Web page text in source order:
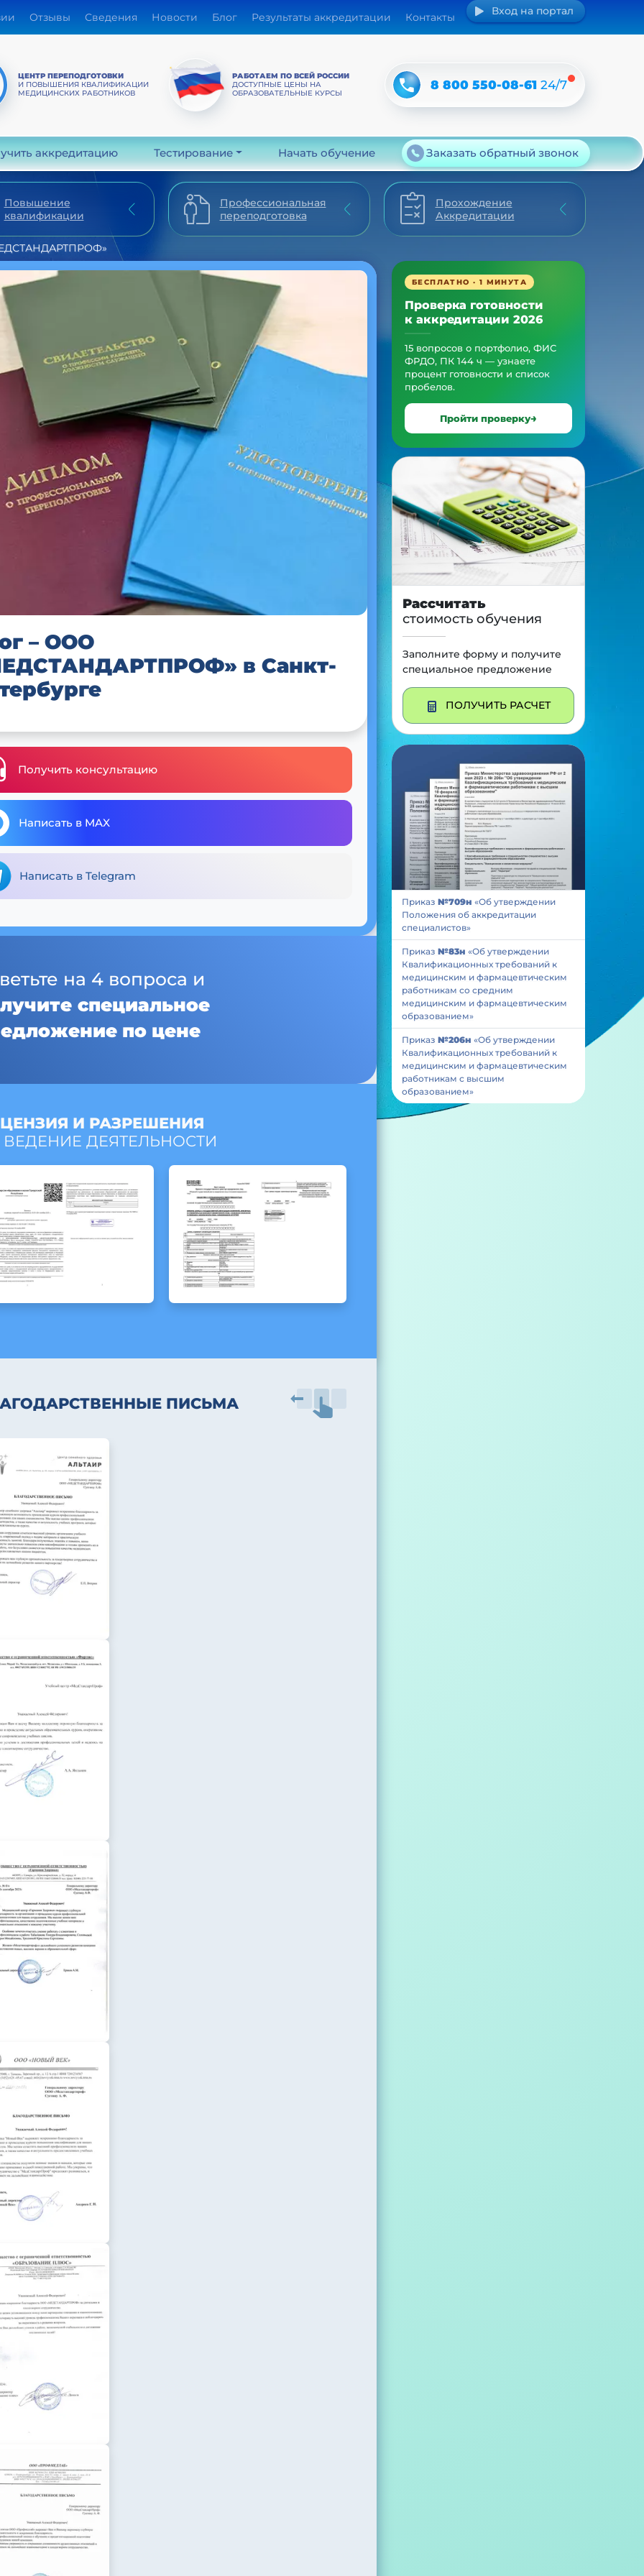
Отзывы Сведения Новости Блог Результаты аккредитации Контакты Вход на портал
ЦЕНТР ПЕРЕПОДГОТОВКИ
И ПОВЫШЕНИЯ КВАЛИФИКАЦИИ
МЕДИЦИНСКИХ РАБОТНИКОВ
РАБОТАЕМ ПО ВСЕЙ РОССИИ
ДОСТУПНЫЕ ЦЕНЫ НА
ОБРАЗОВАТЕЛЬНЫЕ КУРСЫ
8 800 550-08-6124/7
аккредитацию Тестирование Начать обучение Заказать обратный звонок
Повышение
квалификации
Профессиональная
переподготовка
Прохождение
Аккредитации
– ООО
в Санкт-
Получить консультацию
Написать в MAX
Написать в Telegram
на 4 вопроса и
специальное
по цене
И РАЗРЕШЕНИЯ
ДЕЯТЕЛЬНОСТИ
ПИСЬМА
БЕСПЛАТНО · 1 МИНУТА
Проверка готовности
к аккредитации 2026
15 вопросов о портфолио, ФИС
ФРДО, ПК 144 ч — узнаете
процент готовности и список
пробелов.
Пройти проверку
Рассчитать
стоимость обучения
Заполните форму и получите
специальное предложение
ПОЛУЧИТЬ РАСЧЕТ
Приказ №709н «Об утверждении
Положения об аккредитации
специалистов»
Приказ №83н «Об утверждении
Квалификационных требований к
медицинским и фармацевтическим
работникам со средним
медицинским и фармацевтическим
образованием»
Приказ №206н «Об утверждении
Квалификационных требований к
медицинским и фармацевтическим
работникам с высшим
образованием»